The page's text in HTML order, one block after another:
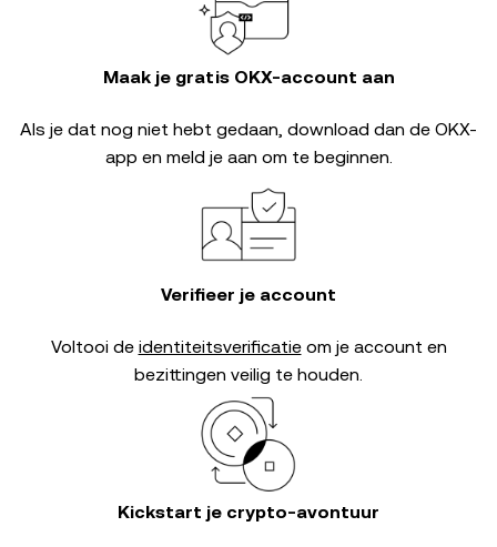
Maak je gratis OKX-account aan
Als je dat nog niet hebt gedaan, download dan de OKX-
app en meld je aan om te beginnen.
Verifieer je account
Voltooi de identiteitsverificatieom je account en
bezittingen veilig te houden.
Kickstart je crypto-avontuur